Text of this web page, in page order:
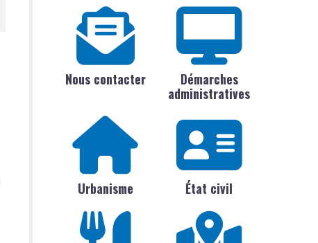
Nous contacter
Démarches
administratives
Urbanisme État civil